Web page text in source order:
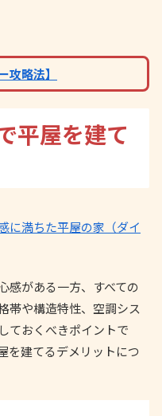
略法】
平屋を建て
に満ちた平屋の家（ダイ
感がある一方、すべての
帯や構造特性、空調シス
ておくべきポイントで
を建てるデメリットにつ